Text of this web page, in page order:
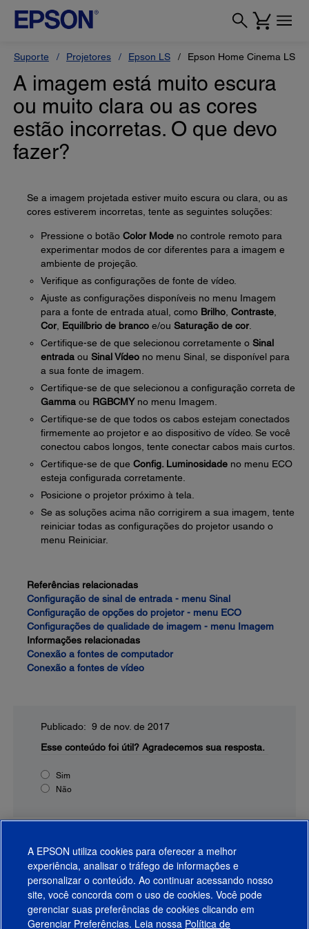
Suporte Projetores Epson LS Epson Home Cinema
A imagem está muito escura
ou muito clara ou as cores
estão incorretas. O que devo
fazer?
Se a imagem projetada estiver muito escura ou clara, ou as
cores estiverem incorretas, tente as seguintes soluções:
Pressione o botão Color Mode no controle remoto para
experimentar modos de cor diferentes para a imagem e
ambiente de projeção.
Verifique as configurações de fonte de vídeo.
Ajuste as configurações disponíveis no menu Imagem
para a fonte de entrada atual, como Brilho Contraste
Cor, Equilíbrio de branco e/ou Saturação de cor.
Certifique-se de que selecionou corretamente o Sinal
entrada ou Sinal Vídeo no menu Sinal, se disponível para
a sua fonte de imagem.
Certifique-se de que selecionou a configuração correta de
Gamma ou RGBCMYno menu Imagem.
Certifique-se de que todos os cabos estejam conectados
firmemente ao projetor e ao dispositivo de vídeo. Se você
conectou cabos longos, tente conectar cabos mais curtos.
Certifique-se de que Config. Luminosidade no menu ECO
esteja configurada corretamente.
Posicione o projetor próximo à tela.
Se as soluções acima não corrigirem a sua imagem, tente
reiniciar todas as configurações do projetor usando o
menu Reiniciar.
Referências relacionadas
Configuração de sinal de entrada - menu Sinal
Configuração de opções do projetor - menu ECO
Configurações de qualidade de imagem - menu Imagem
Informações relacionadas
Conexão a fontes de computador
Conexão a fontes de vídeo
Publicado: 9 de nov. de 2017
Esse conteúdo foi útil? Agradecemos sua resposta.
Sim
Não
Produtos
A EPSON utiliza cookies para oferecer a melhor
experiência, analisar o tráfego de informações e
personalizar o conteúdo. Ao continuar acessando nosso
site, você concorda com o uso de cookies. Você pode
gerenciar suas preferências de cookies clicando em
Gerenciar Preferências. Leia nossa Política de